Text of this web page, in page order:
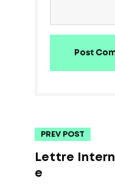
Post
PREV POST
Lettre
e